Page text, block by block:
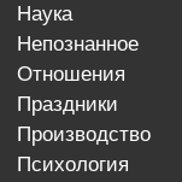
наука
непознанное
отношения
праздники
производство
психология